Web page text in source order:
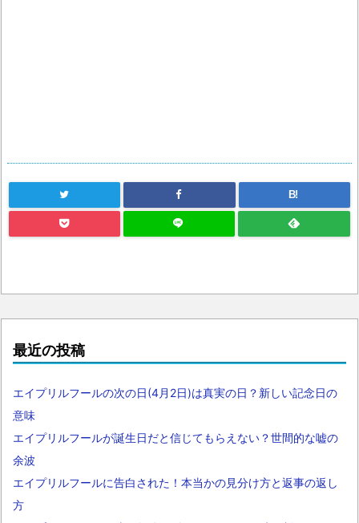
B!
最近の投稿
エイプリルフールの次の日(4月2日)は真実の日？新しい記念日の
意味
エイプリルフールが誕生日だと信じてもらえない？世間的な嘘の
余波
エイプリルフールに告白された！本当かの見分け方と返事の返し
方